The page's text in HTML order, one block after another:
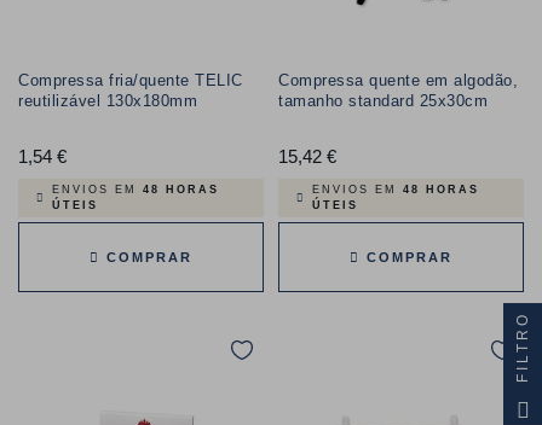
Compressa fria/quente TELIC
reutilizável 130x180mm
1,54 €Preço
ENVIOS EM 48 HORAS
ÚTEIS
COMPRAR
Compressa quente em algodão,
tamanho standard 25x30cm
15,42 €Preço
ENVIOS EM 48 HORAS
ÚTEIS
COMPRAR
FILTRO